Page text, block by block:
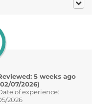
5 weeks ago
07/2026)
of experience:
2026